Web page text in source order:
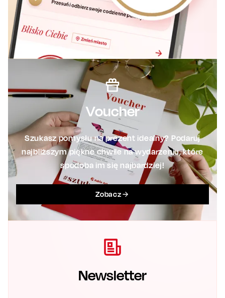
Voucher
Szukasz pomysłu na prezent idealny? Podaruj
najbliższym piękne chwile na wydarzeniu, które
spodoba im się najbardziej!
Zobacz
Newsletter